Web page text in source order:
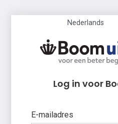
Nederlands
Log in voor
E-mailadres